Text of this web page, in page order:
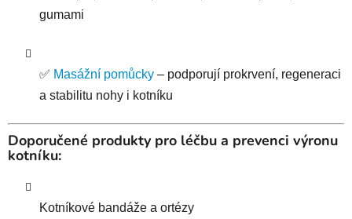
gumami
✅ Masážní pomůcky – podporují prokrvení, regeneraci
a stabilitu nohy i kotníku
Doporučené produkty pro léčbu a prevenci výronu
kotníku:
Kotníkové bandáže a ortézy